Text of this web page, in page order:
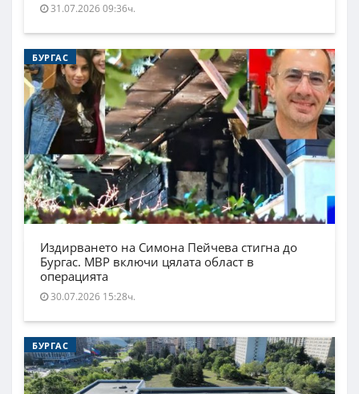
31.07.2026 09:36ч.
БУРГАС
Издирването на Симона Пейчева стигна до
Бургас. МВР включи цялата област в
операцията
30.07.2026 15:28ч.
БУРГАС